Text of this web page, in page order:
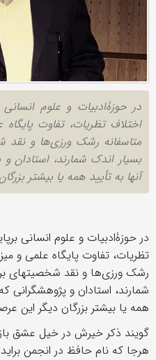
در حوزۀادبیات و علوم
اختلاف تظریات، تفاوت
متاسفانه رشک ‌ورزی‌ها و نقد
بسیار اندک شمارند،
آنها به تأیید همه یا بیشتر
در حوزۀادبیات و علوم انسانی
تظریات، تفاوت پایگاه علمی و
رشک ‌ورزی‌ها و نقد شخصیتهای
شمارند، استادان و پژوهشگرانی
همه یا بیشتر بزرگان دیگر این
گویند ذکر خیرش در خیل عشق
هرجا که نام حافظ در انجمن براید